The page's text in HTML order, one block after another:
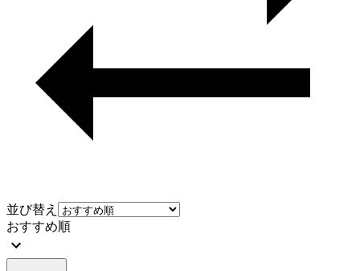
並び替え
おすすめ順